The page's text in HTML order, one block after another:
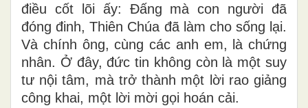
điều cốt lõi ấy: Đấng mà con người đã
đóng đinh, Thiên Chúa đã làm cho sống lại.
Và chính ông, cùng các anh em, là chứng
nhân. Ở đây, đức tin không còn là một suy
tư nội tâm, mà trở thành một lời rao giảng
công khai, một lời mời gọi hoán cải.